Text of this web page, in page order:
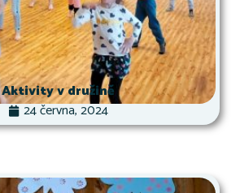
Aktivity v družině
24 června, 2024